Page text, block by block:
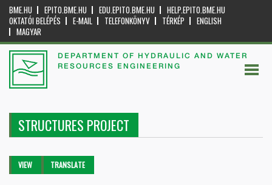
BME.HU EPITO.BME.HU EDU.EPITO.BME.HU
HELP.EPITO.BME.HU
OKTATÓI BELÉPÉS
E-MAIL TELEFONKÖNYV TÉRKÉP
ENGLISH
MAGYAR
DEPARTMENT OF HYDRAULIC AND WATER
RESOURCES ENGINEERING
STRUCTURES PROJECT
Primary tabs
VIEW (ACTIVETRANSLATE